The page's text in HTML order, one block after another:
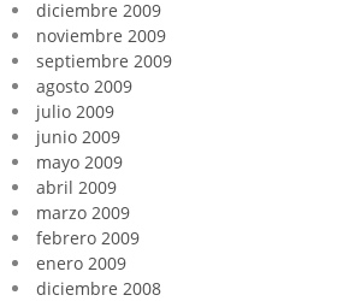
diciembre 2009
noviembre 2009
septiembre 2009
agosto 2009
julio 2009
junio 2009
mayo 2009
abril 2009
marzo 2009
febrero 2009
enero 2009
diciembre 2008